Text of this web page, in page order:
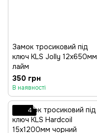
Замок тросиковий під
ключ KLS Jolly 12x650мм
лайм
350 грн
В наявності
4